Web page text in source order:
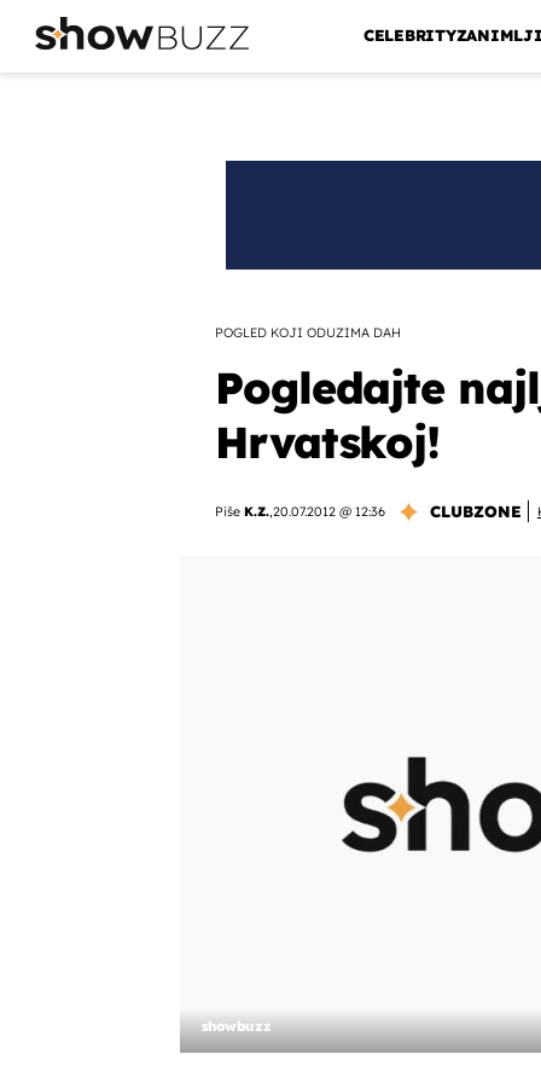
CELEBRITY
POGLED KOJI ODUZIMA DAH
Pogledajte
Hrvatskoj!
Piše K.Z.,20.07.2012 @ 12:36 CLUBZONE
showbuzz